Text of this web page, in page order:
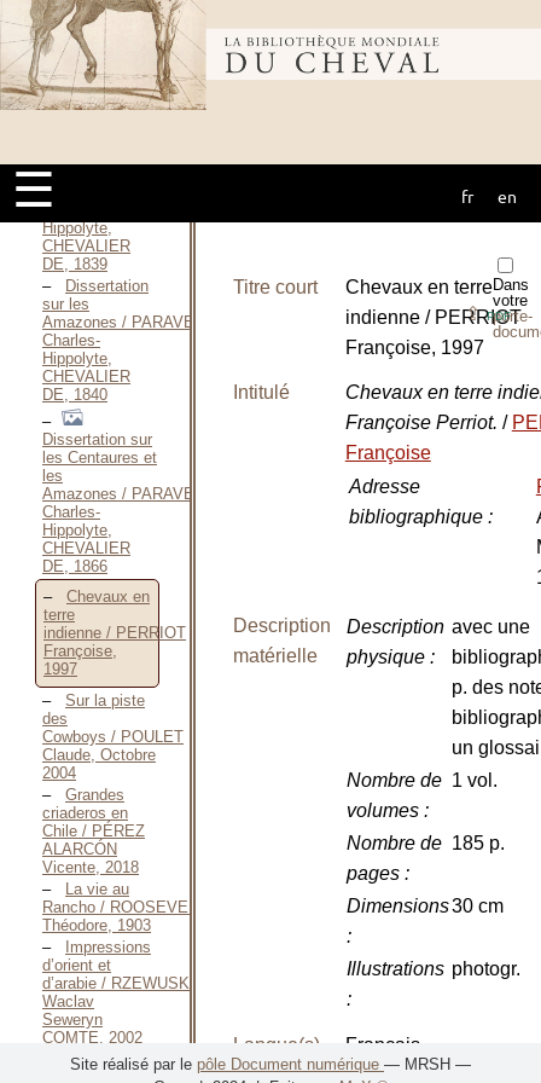
Bibliothèque
mondiale du
cheval
☰ fr en
Une
année de
voyage dans
l’Arabie centrale
(1862-
1863) / PALGRAVE
William-Gifford,
sur les Ting-
Ling / PARAVEY
Charles-
Hippolyte,
CHEVALIER
DE, 1839
Dissertation
sur les
Amazones / PARAVEY
Charles-
Hippolyte,
CHEVALIER
DE, 1840
Dissertation sur
les Centaures et
les
Amazones / PARAVEY
Charles-
Hippolyte,
CHEVALIER
DE, 1866
Chevaux en
terre
indienne / PERRIOT
Françoise,
1997
Sur la piste
des
Cowboys / POULET
Claude, Octobre
2004
Grandes
criaderos en
Chile / PÉREZ
ALARCÓN
Vicente, 2018
La vie au
Rancho / ROOSEVELT
Théodore, 1903
Impressions
d’orient et
d’arabie / RZEWUSKI
Waclav
Seweryn
COMTE, 2002
Sur les
Dans
votre
porte-
⇪PDF
Titre court
Chevaux en terre
indienne / PERRIOT
Françoise, 1997
Intitulé
Chevaux en terre
Françoise Perriot. /
Françoise
Adresse
bibliographique:
Description
matérielle
Description
physique:
avec une
p. des
un
Nombre de
volumes:
1 vol.
Nombre de
pages:
185 p.
Dimensions
:
30 cm
Illustrations
:
photogr.
Langue(s) Français
Site réalisé par le pôle Document numérique — MRSH —